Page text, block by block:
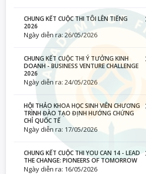
CHUNG KẾT CUỘC THI TÔI LÊN TIẾNG
2026
Ngày diễn ra: 26/05/2026
CHUNG KẾT CUỘC THI Ý TƯỞNG KINH
DOANH - BUSINESS VENTURE CHALLENGE
2026
Ngày diễn ra: 24/05/2026
HỘI THẢO KHOA HỌC SINH VIÊN CHƯƠNG
TRÌNH ĐÀO TẠO ĐỊNH HƯỚNG CHỨNG
CHỈ QUỐC TẾ
Ngày diễn ra: 17/05/2026
CHUNG KẾT CUỘC THI YOU CAN 14 - LEAD
THE CHANGE: PIONEERS OF TOMORROW
Ngày diễn ra: 16/05/2026